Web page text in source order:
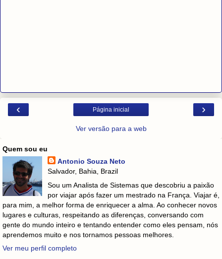
‹ ›
Página inicial
Ver versão para a web
Quem sou eu
Antonio Souza Neto
Salvador, Bahia, Brazil
Sou um Analista de Sistemas que descobriu a paixão
por viajar após fazer um mestrado na França. Viajar é,
para mim, a melhor forma de enriquecer a alma. Ao conhecer novos
lugares e culturas, respeitando as diferenças, conversando com
gente do mundo inteiro e tentando entender como eles pensam, nós
aprendemos muito e nos tornamos pessoas melhores.
Ver meu perfil completo